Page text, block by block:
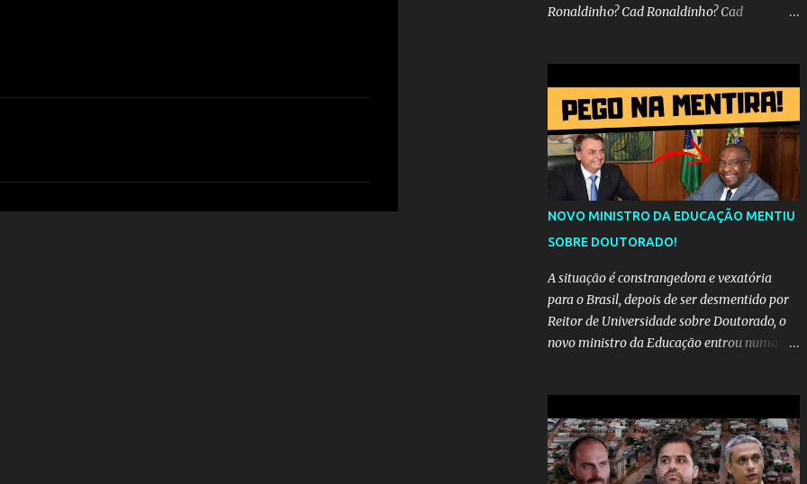
Ronaldinho? Cad Ronaldinho? Cad
NOVO MINISTRO DA EDUCAÇÃO MENTIU
SOBRE DOUTORADO!
A situação é constrangedora e vexatória
para o Brasil, depois de ser desmentido por
Reitor de Universidade sobre Doutorado, o
novo ministro da Educação entrou numa
muito preocupante. Como confiar em
alguém que mente sobre o próprio
currículo? O ministério da Educação é um